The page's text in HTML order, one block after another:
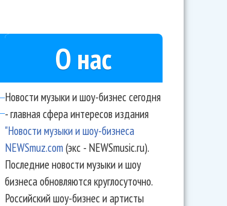
О нас
Новости музыки и шоу-бизнес сегодня
- главная сфера интересов издания
"Новости музыки и шоу-бизнеса
NEWSmuz.com(экс - NEWSmusic.ru).
Последние новости музыки и шоу
бизнеса обновляются круглосуточно.
Российский шоу-бизнес и артисты